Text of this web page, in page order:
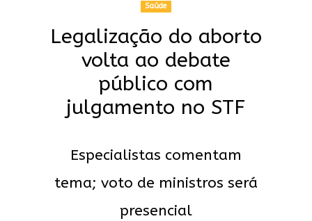
Saúde
Legalização do aborto
volta ao debate
público com
julgamento no STF
Especialistas comentam
tema; voto de ministros será
presencial